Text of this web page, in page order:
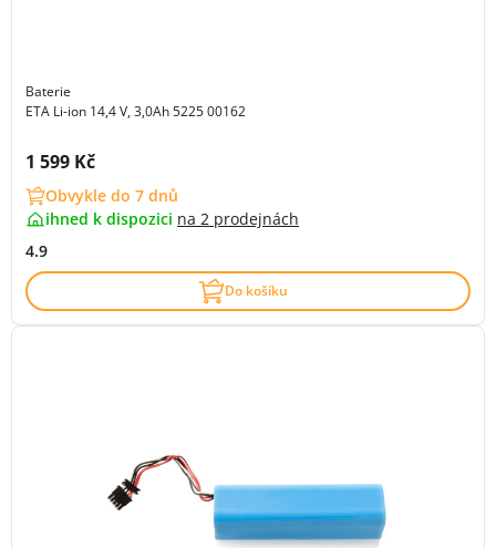
Baterie
ETA Li-ion 14,4 V, 3,0Ah 5225 00162
Cena s DPH:
1 599 Kč
Obvykle do 7 dnů
ihned k dispozici na 2 prodejnách
4.9
Do košíku